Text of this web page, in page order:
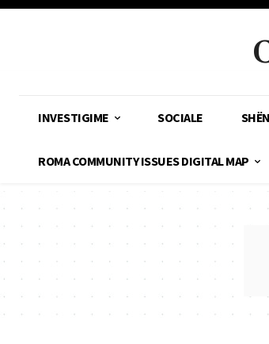
INVESTIGIME SOCIALE
ROMA COMMUNITY ISSUES DIGITAL MAP